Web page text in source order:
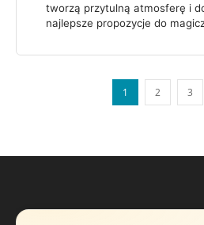
tworzą przytulną atmosferę i
najlepsze propozycje do
1 2 3